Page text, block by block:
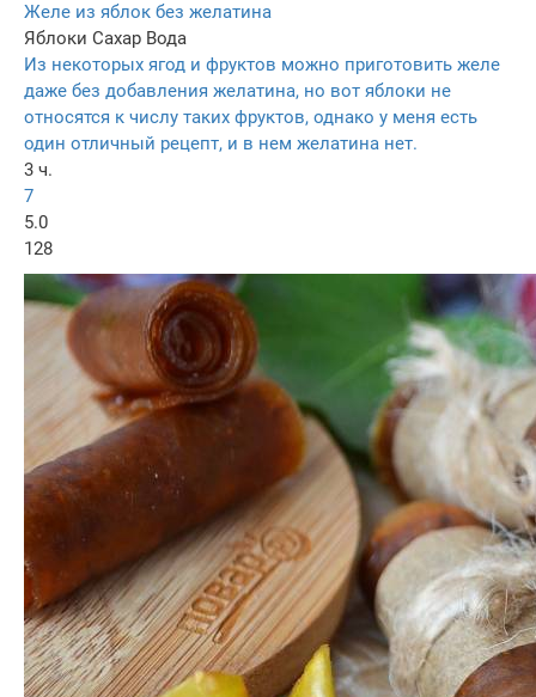
Желе из яблок без желатина
Яблоки Сахар Вода
Из некоторых ягод и фруктов можно приготовить желе
даже без добавления желатина, но вот яблоки не
относятся к числу таких фруктов, однако у меня есть
один отличный рецепт, и в нем желатина нет.
3 ч.
7
5.0
128